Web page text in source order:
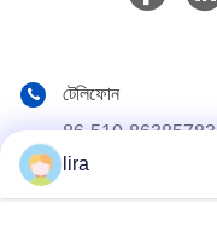
টেলিফোন
86-510-86385783
lira